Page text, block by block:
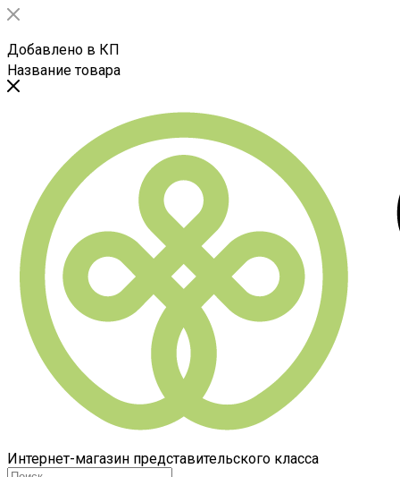
Добавлено в КП
Название товара
Интернет-магазин представительского класса